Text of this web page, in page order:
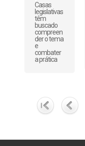
Casas
legislativas
têm
buscado
compreen
der o tema
e
combater
a prática